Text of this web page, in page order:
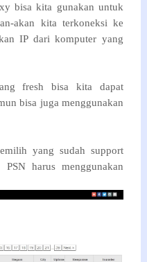
bisa kita gunakan untuk
akan kita terkoneksi ke
IP dari komputer yang
fresh bisa kita dapat
bisa juga menggunakan
yang sudah support
harus menggunakan